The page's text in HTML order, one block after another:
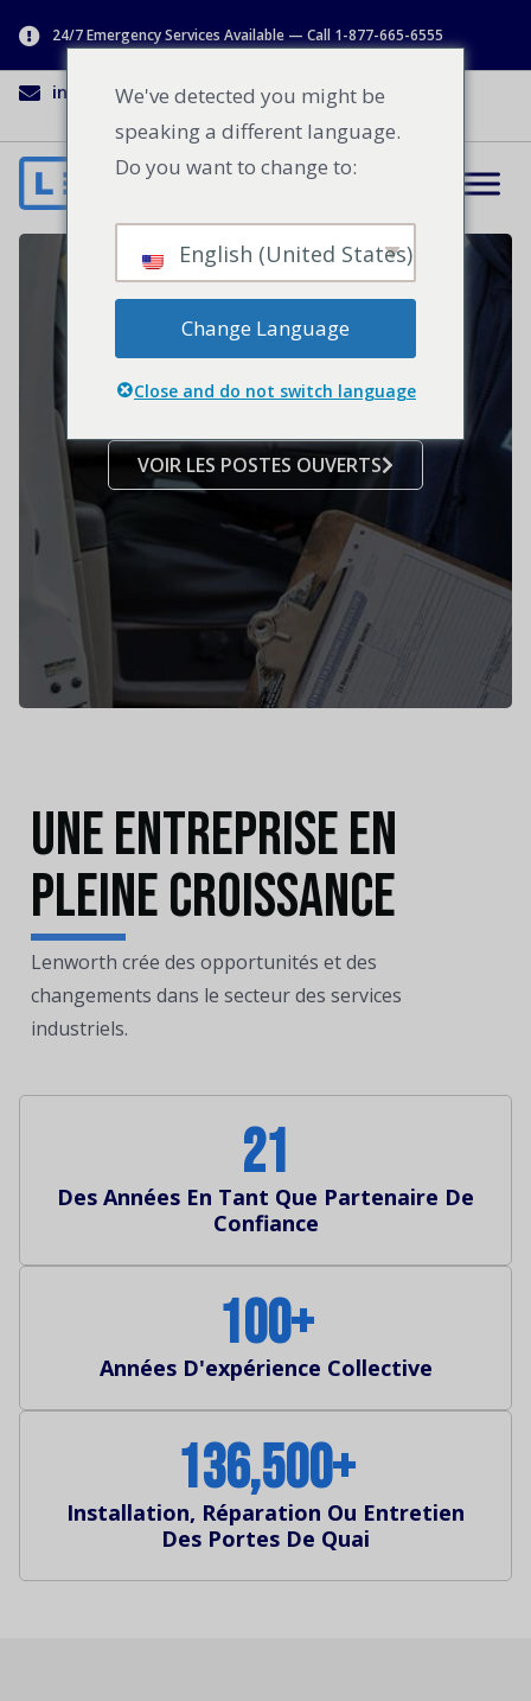
24/7 Emergency Services Available — Call 1-877-665-6555
info@lenworth.ca 1-877-665-6555
Carrières
Devenez membre de notre équipe en
pleine expansion.
VOIR LES POSTES OUVERTS
Une entreprise en
pleine croissance
Lenworth crée des opportunités et des
changements dans le secteur des services
industriels.
Des Années En Tant Que Partenaire De
Confiance
21
Années D'expérience Collective
100+
Installation, Réparation Ou Entretien
Des Portes De Quai
136,500+
We've detected you might be
speaking a different language.
Do you want to change to:
English (United States)
Change Language
Close and do not switch language